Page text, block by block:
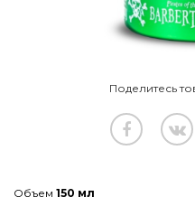
Поделитесь
Объем 150 мл